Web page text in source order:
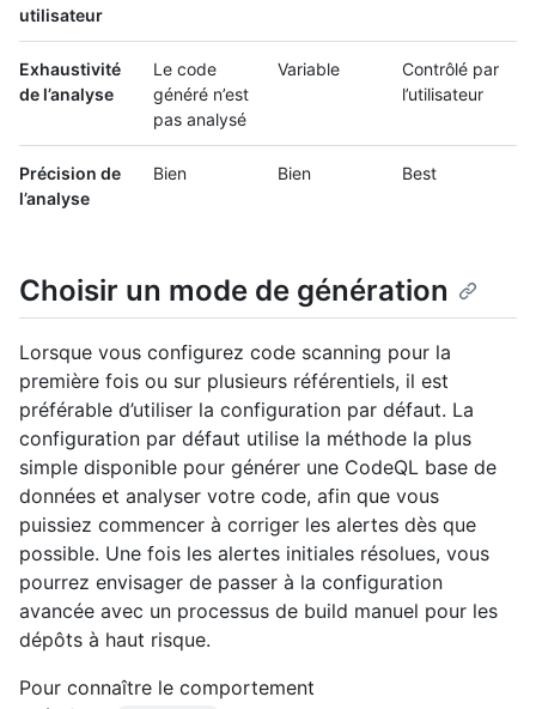
utilisateur
Exhaustivité
de l’analyse
Le code
généré n’est
pas analysé
Variable
Contrôlé par
l’utilisateur
Précision de
l’analyse
Bien Bien Best
Choisir un mode de génération
Lorsque vous configurez code scanning pour la
première fois ou sur plusieurs référentiels, il est
préférable d’utiliser la configuration par défaut. La
configuration par défaut utilise la méthode la plus
simple disponible pour générer une CodeQL base de
données et analyser votre code, afin que vous
puissiez commencer à corriger les alertes dès que
possible. Une fois les alertes initiales résolues, vous
pourrez envisager de passer à la configuration
avancée avec un processus de build manuel pour les
dépôts à haut risque.
Pour connaître le comportement